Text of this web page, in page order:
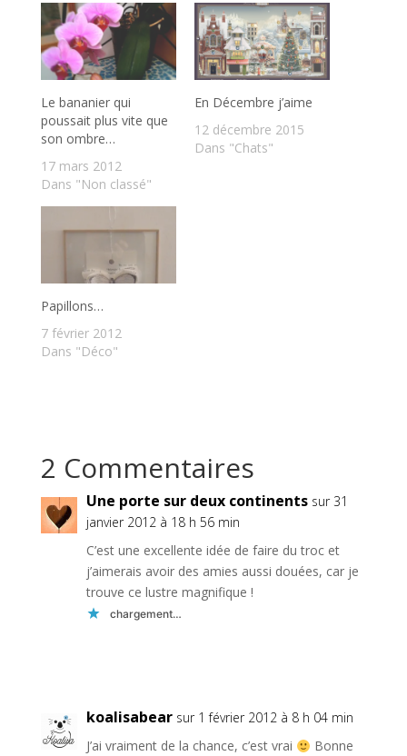
Le bananier qui
poussait plus vite que
son ombre…
17 mars 2012
Dans "Non classé"
En Décembre j’aime
12 décembre 2015
Dans "Chats"
Papillons…
7 février 2012
Dans "Déco"
2 Commentaires
Une porte sur deux continents sur 31
janvier 2012 à 18 h 56 min
C’est une excellente idée de faire du troc et
j’aimerais avoir des amies aussi douées, car je
trouve ce lustre magnifique !
chargement…
koalisabear sur 1 février 2012 à 8 h 04 min
J’ai vraiment de la chance, c’est vrai
Bonne